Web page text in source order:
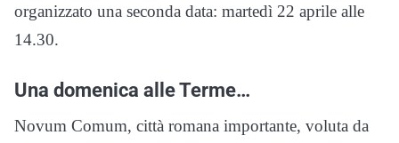
organizzato una seconda data: martedì 22 aprile alle
14.30.
Una domenica alle Terme…
Novum Comum, città romana importante, voluta da